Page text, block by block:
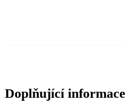
Doplňující informace